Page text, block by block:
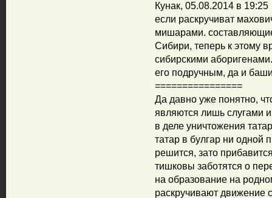
Кунак, 05.08.2014 в 19:25
если раскручиват
мишарами. составляющие
Сибири, теперь к этому
сибирскими
его подручным, да и
================
Да давно уже понятно,
являются лишь слугами
в деле уничтожения
татар в булгар ни одной
решится, зато
тишковы заботятся о
на образование на
раскручивают движение